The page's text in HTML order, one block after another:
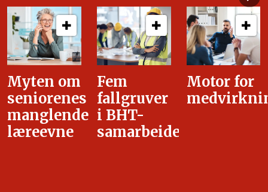
Fem
fallgruver
i BHT-
samarbeidet
Motor for
medvirkning
i